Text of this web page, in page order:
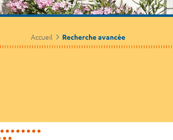
Accueil Recherche avancée